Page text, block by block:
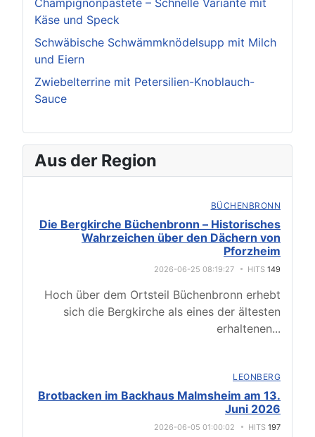
Champignonpastete – Schnelle Variante mit
Käse und Speck
Schwäbische Schwämmknödelsupp mit Milch
und Eiern
Zwiebelterrine mit Petersilien-Knoblauch-
Sauce
Aus der Region
BÜCHENBRONN
Die Bergkirche Büchenbronn – Historisches
Wahrzeichen über den Dächern von
Pforzheim
2026-06-25 08:19:27 HITS 149
Hoch über dem Ortsteil Büchenbronn erhebt
sich die Bergkirche als eines der ältesten
erhaltenen...
LEONBERG
Brotbacken im Backhaus Malmsheim am 13.
Juni 2026
2026-06-05 01:00:02 HITS 197